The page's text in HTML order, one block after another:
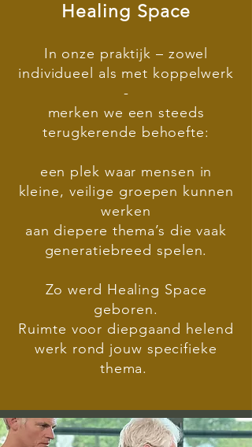
Healing Space
In onze praktijk – zowel
individueel als met koppelwerk
-
merken we een steeds
terugkerende behoefte:
een plek waar mensen in
kleine, veilige groepen kunnen
werken
aan diepere thema’s die vaak
generatiebreed spelen.
Zo werd Healing Space
geboren.
Ruimte voor diepgaand helend
werk rond jouw specifieke
thema.